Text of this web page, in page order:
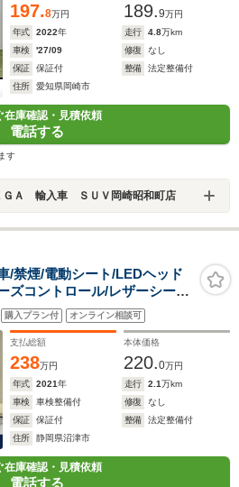
197.8万円 189.9万円
年式
2022年 走行 4.8万km
車検
'27/09 修復
なし
保証
保証付 整備
法定整備付
住所
愛知県岡崎市
在庫確認・見積依頼
電話する
す
ＧＡ 輸入車 ＳＵＶ岡崎昭和町店
煙/電動シート/LEDヘッド
ズコントロール/レザーシート/
購入プラン付 オンライン相談可
支払総額
238万円
本体価格
220.0万円
年式
2021年 走行 2.1万km
車検
車検整備付 修復
なし
保証
保証付 整備
法定整備付
住所
静岡県沼津市
在庫確認・見積依頼
電話する